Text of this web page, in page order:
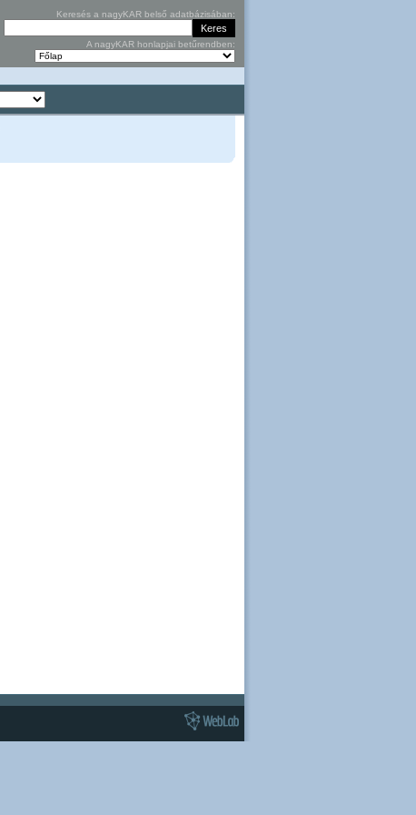
Keresés a nagyKAR belső adatbázisában:
A nagyKAR honlapjai betűrendben: